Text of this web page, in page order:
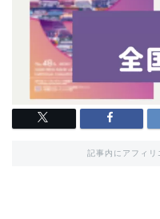
記事内にアフィリ